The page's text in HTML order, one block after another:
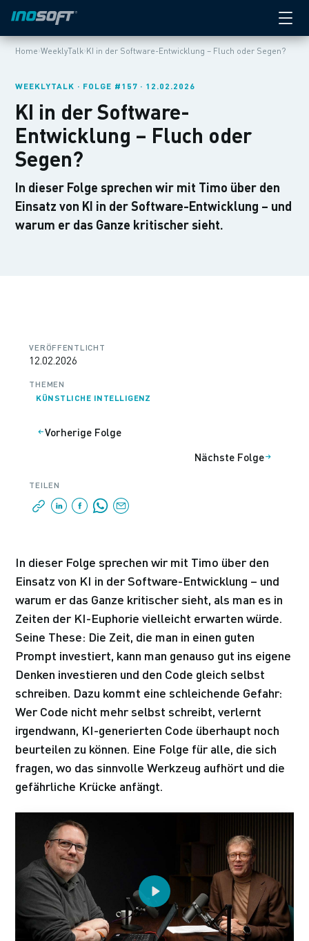
Home›WeeklyTalk›KI in der Software-Entwicklung – Fluch oder Segen?
WEEKLYTALK · FOLGE #157 · 12.02.2026
KI in der Software-
Entwicklung – Fluch oder
Segen?
In dieser Folge sprechen wir mit Timo über den
Einsatz von KI in der Software-Entwicklung – und
warum er das Ganze kritischer sieht.
VERÖFFENTLICHT
12.02.2026
THEMEN
KÜNSTLICHE INTELLIGENZ
Vorherige Folge
Nächste Folge
TEILEN
In dieser Folge sprechen wir mit Timo über den
Einsatz von KI in der Software-Entwicklung – und
warum er das Ganze kritischer sieht, als man es in
Zeiten der KI-Euphorie vielleicht erwarten würde.
Seine These: Die Zeit, die man in einen guten
Prompt investiert, kann man genauso gut ins eigene
Denken investieren und den Code gleich selbst
schreiben. Dazu kommt eine schleichende Gefahr:
Wer Code nicht mehr selbst schreibt, verlernt
irgendwann, KI-generierten Code überhaupt noch
beurteilen zu können. Eine Folge für alle, die sich
fragen, wo das sinnvolle Werkzeug aufhört und die
gefährliche Krücke anfängt.
Play